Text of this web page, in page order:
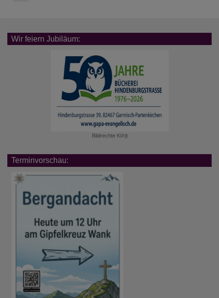
Wir feiern Jubiläum:
Bildrechte KI/rjt
Terminvorschau: